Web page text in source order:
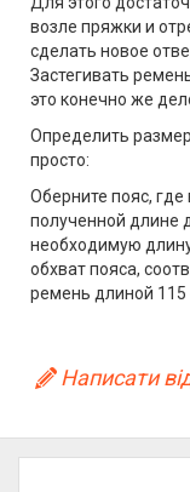
возле пряжки и
сделать новое
Застегивать
это конечно же
Определить
просто:
Оберните пояс,
полученной длине
необходимую
обхват пояса,
ремень длиной 115
Написати